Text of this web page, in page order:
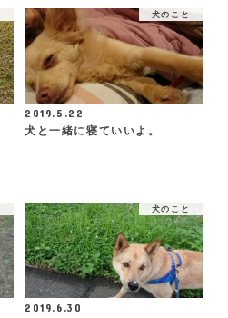
犬のこと
2019.5.22
犬と一緒に寝ていいよ。
犬のこと
2019.6.30